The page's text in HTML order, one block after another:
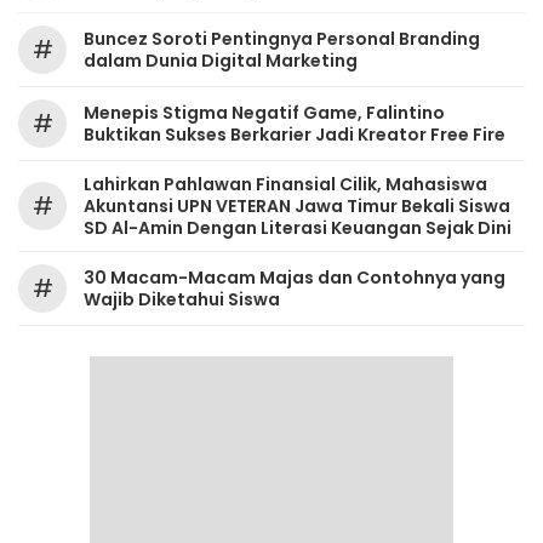
#
‎Buncez Soroti Pentingnya Personal Branding
dalam Dunia Digital Marketing
#
Menepis Stigma Negatif Game, Falintino
Buktikan Sukses Berkarier Jadi Kreator Free Fire
#
Lahirkan Pahlawan Finansial Cilik, Mahasiswa
Akuntansi UPN VETERAN Jawa Timur Bekali Siswa
SD Al-Amin Dengan Literasi Keuangan Sejak Dini
#
30 Macam-Macam Majas dan Contohnya yang
Wajib Diketahui Siswa